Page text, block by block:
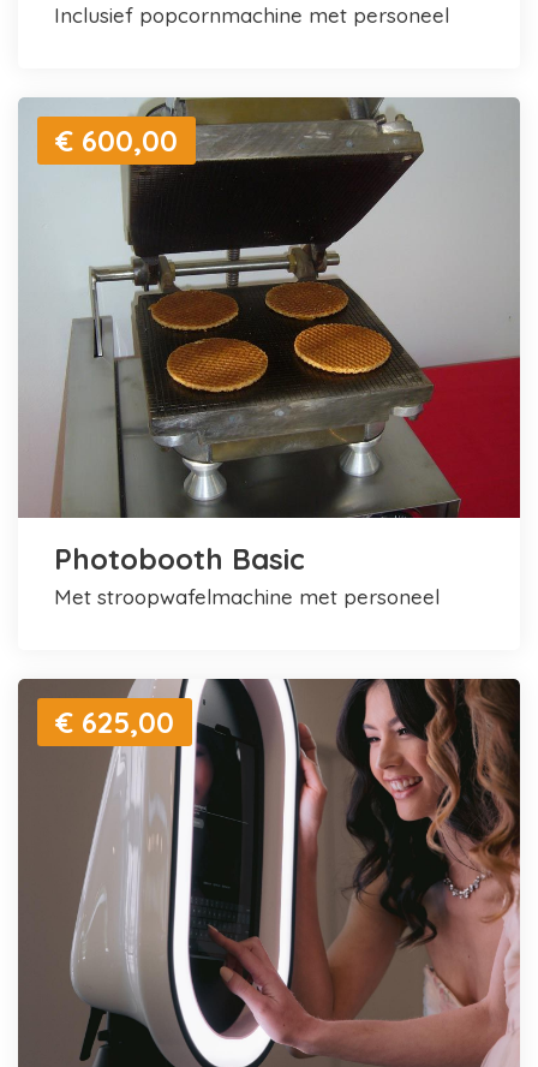
inclusief popcornmachine met personeel
€ 600,00
Photobooth Basic
met stroopwafelmachine met personeel
€ 625,00